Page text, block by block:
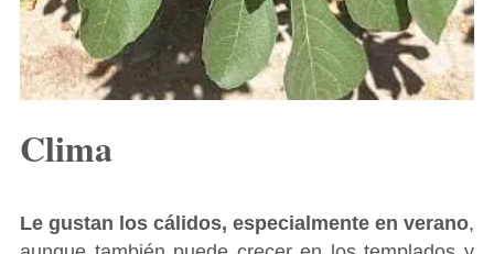
Clima
Le gustan los cálidos, especialmente en verano,